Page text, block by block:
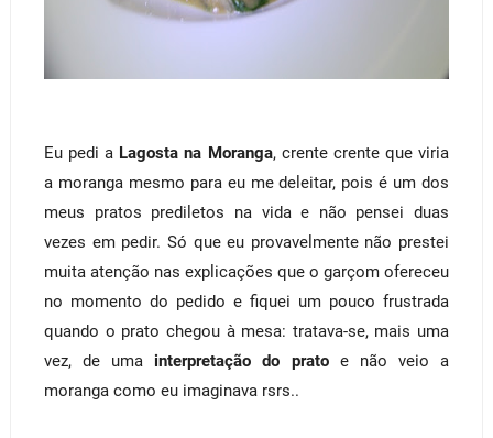
Eu pedi a Lagosta na Moranga, crente crente que viria
a moranga mesmo para eu me deleitar, pois é um dos
meus pratos prediletos na vida e não pensei duas
vezes em pedir. Só que eu provavelmente não prestei
muita atenção nas explicações que o garçom ofereceu
no momento do pedido e fiquei um pouco frustrada
quando o prato chegou à mesa: tratava-se, mais uma
vez, de uma interpretação do pratoe não veio a
moranga como eu imaginava rsrs..